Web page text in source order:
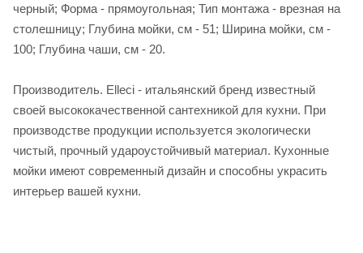
черный; Форма - прямоугольная; Тип монтажа - врезная на
столешницу; Глубина мойки, см - 51; Ширина мойки, см -
100; Глубина чаши, см - 20.
Производитель. Elleci - итальянский бренд известный
своей высококачественной сантехникой для кухни. При
производстве продукции используется экологически
чистый, прочный удароустойчивый материал. Кухонные
мойки имеют современный дизайн и способны украсить
интерьер вашей кухни.